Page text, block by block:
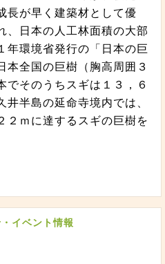
長が早く建築材として優
、日本の人工林面積の大部
年環境省発行の「日本の巨
本全国の巨樹（胸高周囲３
でそのうちスギは１３，６
井半島の延命寺境内では、
２ｍに達するスギの巨樹を
イベント情報